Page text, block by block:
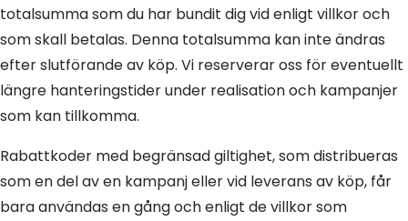
totalsumma som du har bundit dig vid enligt villkor och
som skall betalas. Denna totalsumma kan inte ändras
efter slutförande av köp. Vi reserverar oss för eventuellt
längre hanteringstider under realisation och kampanjer
som kan tillkomma.
Rabattkoder med begränsad giltighet, som distribueras
som en del av en kampanj eller vid leverans av köp, får
bara användas en gång och enligt de villkor som